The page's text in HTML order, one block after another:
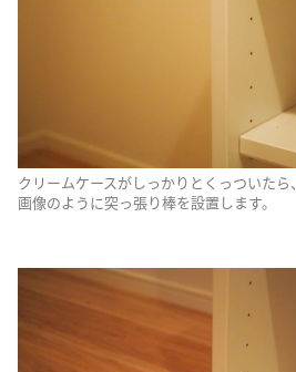
クリームケースがしっかりとくっついたら、
画像のように突っ張り棒を設置します。